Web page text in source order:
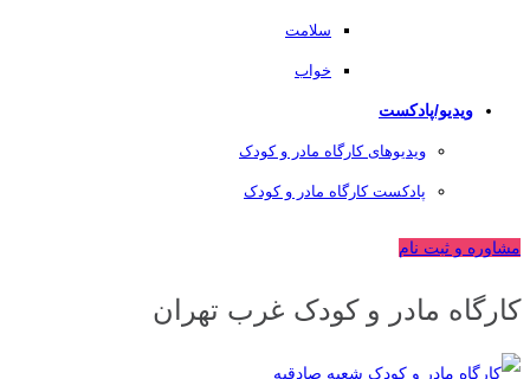
سلامت
خواب
ویدیو/پادکست
ویدیوهای کارگاه مادر و کودک
پادکست کارگاه مادر و کودک
مشاوره و ثبت نام
کارگاه مادر و کودک غرب تهران